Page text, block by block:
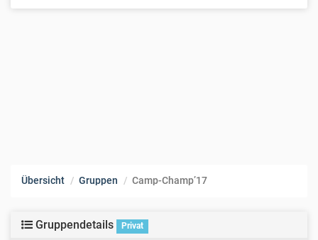
Übersicht Gruppen Camp-Champ’17
Gruppendetails Privat